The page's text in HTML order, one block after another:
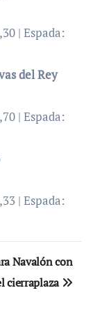
| Espada:
del Rey
| Espada:
| Espada:
Navalón con
cierraplaza